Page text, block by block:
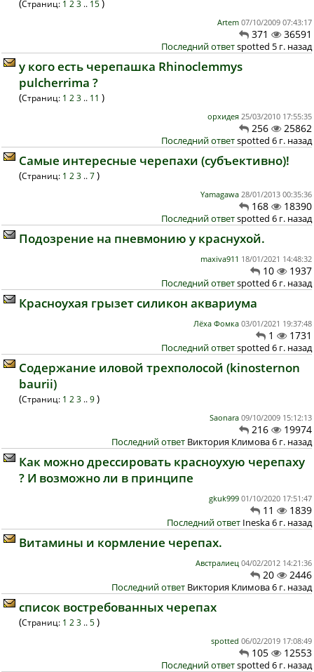
(Страниц: 1 2 3 .. 15 )
Artem 07/10/2009 07:43:17
371 36591
Последний ответspotted 5 г. назад
у кого есть черепашка Rhinoclemmys
pulcherrima ?
(Страниц: 1 2 3 .. 11 )
орхидея 25/03/2010 17:55:35
256 25862
Последний ответspotted 6 г. назад
Самые интересные черепахи (субъективно)!
(Страниц: 1 2 3 .. 7 )
Yamagawa 28/01/2013 00:35:36
168 18390
Последний ответspotted 6 г. назад
Подозрение на пневмонию у краснухой.
maxiva911 18/01/2021 14:48:32
10 1937
Последний ответspotted 6 г. назад
Красноухая грызет силикон аквариума
Лёха Фомка 03/01/2021 19:37:48
1 1731
Последний ответspotted 6 г. назад
Содержание иловой трехполосой (kinosternon
baurii)
(Страниц: 1 2 3 .. 9 )
Saonara 09/10/2009 15:12:13
216 19974
Последний ответ Виктория Климова 6 г. назад
Как можно дрессировать красноухую черепаху
? И возможно ли в принципе
gkuk999 01/10/2020 17:51:47
11 1839
Последний ответ Ineska 6 г. назад
Витамины и кормление черепах.
Австралиец 04/02/2012 14:21:36
20 2446
Последний ответ Виктория Климова 6 г. назад
список востребованных черепах
(Страниц: 1 2 3 .. 5 )
spotted 06/02/2019 17:08:49
105 12553
Последний ответspotted 6 г. назад